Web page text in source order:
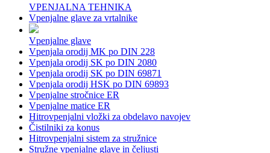
VPENJALNA TEHNIKA
Vpenjalne glave za vrtalnike
Vpenjalne glave
Vpenjala orodij MK po DIN 228
Vpenjala orodij SK po DIN 2080
Vpenjala orodij SK po DIN 69871
Vpenjala orodij HSK po DIN 69893
Vpenjalne stročnice ER
Vpenjalne matice ER
Hitrovpenjalni vložki za obdelavo navojev
Čistilniki za konus
Hitrovpenjalni sistem za stružnice
Stružne vpenjalne glave in čeljusti